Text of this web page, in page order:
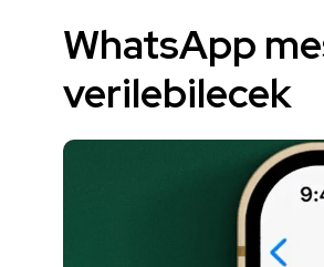
WhatsApp
verilebilecek